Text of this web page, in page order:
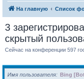
На главную Список
3
скрытый
Сейчас на конференции 597
Имя пользователя
Bing